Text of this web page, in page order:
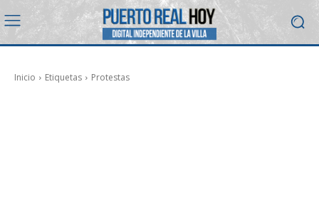
Inicio Etiquetas Protestas